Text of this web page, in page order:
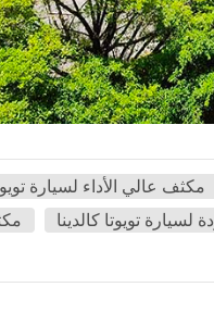
مكثف عالي الأداء لسيارة
تويوتا كالدينا